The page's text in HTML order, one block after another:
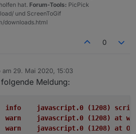
hat. Forum-Tools: PicPick
und ScreenToGif
downloads.html
0
am 29. Mai 2020, 15:03
von
Meldung:
16:59:25.540	info
16:59:40.013	warn
16:59:40.013	warn